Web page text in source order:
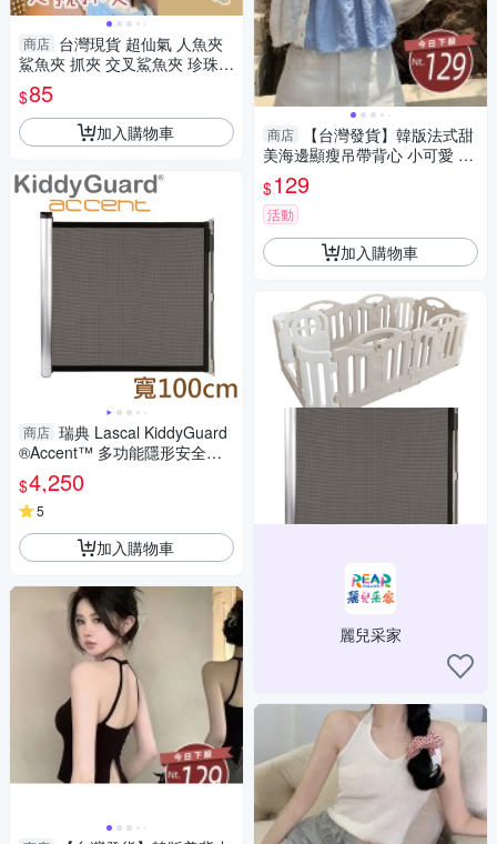
商店 台灣現貨 超仙氣 人魚夾
鯊魚夾 抓夾 交叉鯊魚夾 珍珠抓
夾 麻花夾 髮夾 髮箍
$85
加入購物車
商店 瑞典 Lascal KiddyGuard
®Accent™ 多功能隱形安全門
欄(100cm) 黑色
$4,250
5
加入購物車
商店
【台灣發貨】韓版法式甜
美海邊顯瘦吊帶背心 小可愛 背
心 衣服 女裝 上衣【V329】
$129
活動
加入購物車
麗兒采家